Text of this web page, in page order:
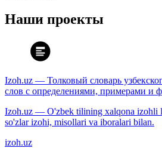
Наши проекты
Izoh.uz — Толковый словарь
слов с определениями, примерами и
Izoh.uz — O'zbek tilining xalqona izohli
so'zlar izohi, misollari va iboralari bilan.
izoh.uz